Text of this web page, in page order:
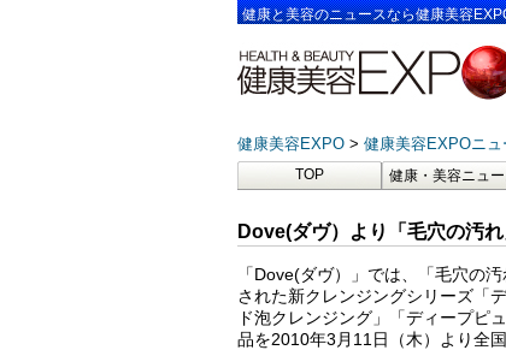
健康と美容のニュースなら健康美容
健康美容EXPO 健康美容EXPOニュ
TOP 健康・美容ニュ
Dove(ダヴ）より「毛穴の汚
「Dove(ダヴ）」では、「毛穴の
された新クレンジングシリーズ「
ド泡クレンジング」「ディープピ
品を2010年3月11日（木）より全